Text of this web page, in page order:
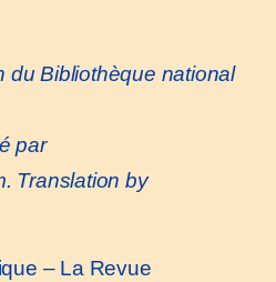
du Bibliothèque national
par
Translation by
– La Revue